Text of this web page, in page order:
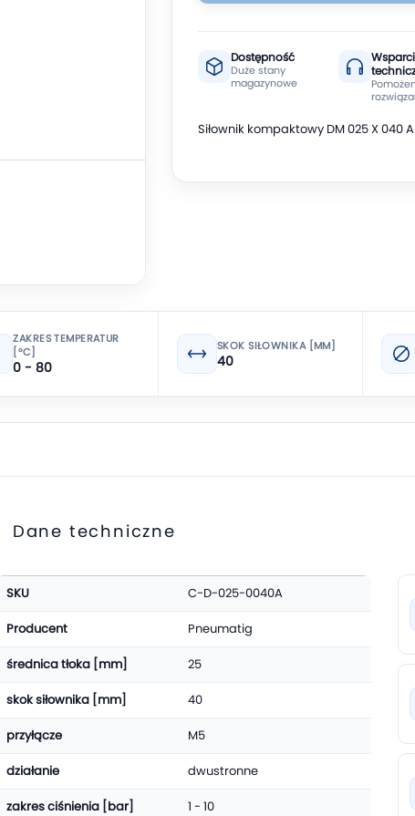
Dostępność
Duże stany
magazynowe
Siłownik kompaktowy DM 025 X 040 A
ZAKRES TEMPERATUR
[°C]
0 - 80
SKOK SIŁOWNIKA [MM]
40
Dane techniczne
Więcej
informacji
SKU C-D-025-0040A
Producent Pneumatig
średnica tłoka [mm] 25
skok siłownika [mm] 40
przyłącze M5
działanie dwustronne
zakres ciśnienia [bar] 1 - 10